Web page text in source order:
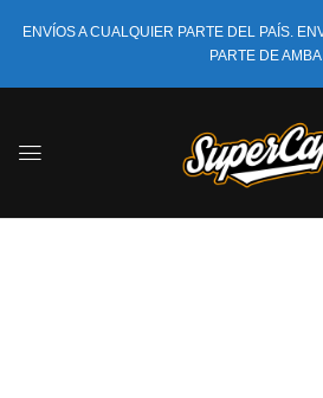
ENVÍOS A CUALQUIER PARTE DEL PAÍS.
PARTE DE AMBA